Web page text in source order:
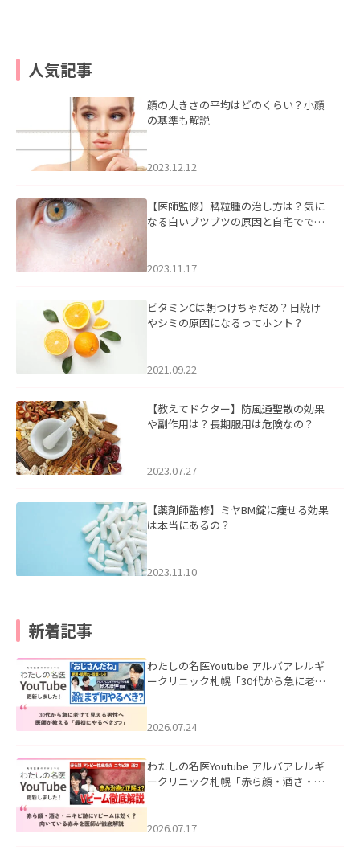
人気記事
顔の大きさの平均はどのくらい？小顔
の基準も解説
2023.12.12
【医師監修】稗粒腫の治し方は？気に
なる白いブツブツの原因と自宅ででき
2023.11.17
ビタミンCは朝つけちゃだめ？日焼け
やシミの原因になるってホント？
2021.09.22
【教えてドクター】防風通聖散の効果
や副作用は？長期服用は危険なの？
2023.07.27
【薬剤師監修】ミヤBM錠に痩せる効果
は本当にあるの？
2023.11.10
新着記事
わたしの名医Youtube アルバアレルギ
ークリニック札幌「30代から急に老け
た。
2026.07.24
わたしの名医Youtube アルバアレルギ
ークリニック札幌「赤ら顔・酒さ・ニ
した。
2026.07.17